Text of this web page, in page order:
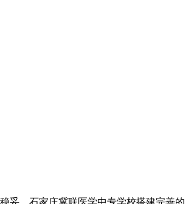
妥。石家庄冀联医学中专学校搭建完善的